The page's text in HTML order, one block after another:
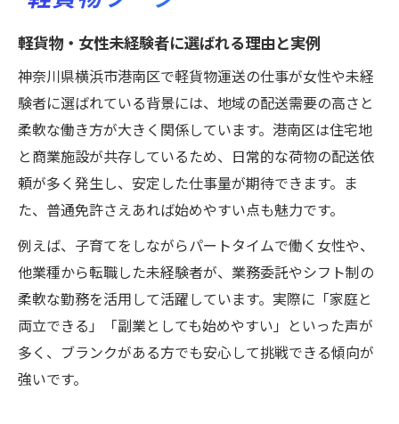
軽貨物・女性未経験者に選ばれる理由と実例
神奈川県横浜市港南区で軽貨物運送の仕事が女性や未経
験者に選ばれている背景には、地域の配送需要の高さと
柔軟な働き方が大きく関係しています。港南区は住宅地
と商業施設が共存しているため、日常的な荷物の配送依
頼が多く発生し、安定した仕事量が期待できます。ま
た、普通免許さえあれば始めやすい点も魅力です。
例えば、子育てをしながらパートタイムで働く女性や、
他業種から転職した未経験者が、業務委託やシフト制の
柔軟な勤務を活用して活躍しています。実際に「家庭と
両立できる」「副業としても始めやすい」といった声が
多く、ブランクがある方でも安心して挑戦できる傾向が
強いです。